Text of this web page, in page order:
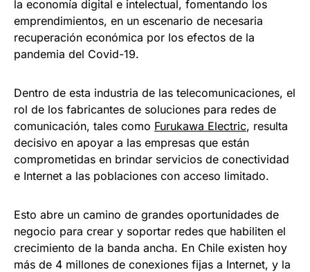
la economía digital e intelectual, fomentando los
emprendimientos, en un escenario de necesaria
recuperación económica por los efectos de la
pandemia del Covid-19.
Dentro de esta industria de las telecomunicaciones, el
rol de los fabricantes de soluciones para redes de
comunicación, tales como Furukawa Electric, resulta
decisivo en apoyar a las empresas que están
comprometidas en brindar servicios de conectividad
e Internet a las poblaciones con acceso limitado.
Esto abre un camino de grandes oportunidades de
negocio para crear y soportar redes que habiliten el
crecimiento de la banda ancha. En Chile existen hoy
más de 4 millones de conexiones fijas a Internet, y la